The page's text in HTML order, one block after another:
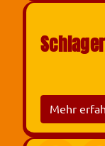
Mehr